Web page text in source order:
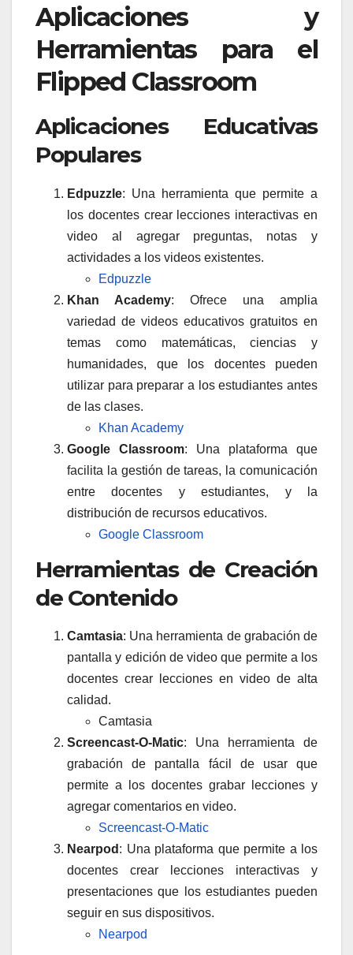
Aplicaciones y
Herramientas para el
Flipped Classroom
Aplicaciones Educativas
Populares
Edpuzzle: Una herramienta que permite a
los docentes crear lecciones interactivas en
video al agregar preguntas, notas y
actividades a los videos existentes.
Edpuzzle
Khan Academy: Ofrece una amplia
variedad de videos educativos gratuitos en
temas como matemáticas, ciencias y
humanidades, que los docentes pueden
utilizar para preparar a los estudiantes antes
de las clases.
Khan Academy
Google Classroom: Una plataforma que
facilita la gestión de tareas, la comunicación
entre docentes y estudiantes, y la
distribución de recursos educativos.
Google Classroom
Herramientas de Creación
de Contenido
Camtasia: Una herramienta de grabación de
pantalla y edición de video que permite a los
docentes crear lecciones en video de alta
calidad.
Camtasia
Screencast-O-Matic: Una herramienta de
grabación de pantalla fácil de usar que
permite a los docentes grabar lecciones y
agregar comentarios en video.
Screencast-O-Matic
Nearpod : Una plataforma que permite a los
docentes crear lecciones interactivas y
presentaciones que los estudiantes pueden
seguir en sus dispositivos.
Nearpod